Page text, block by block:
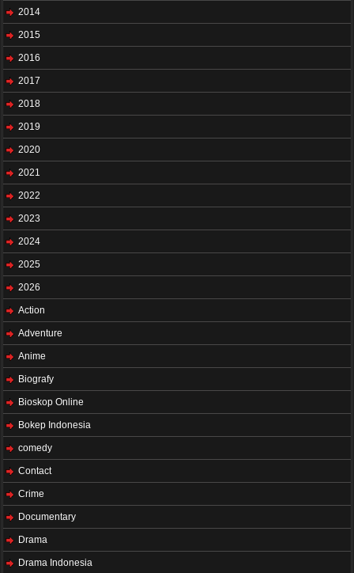
2014
2015
2016
2017
2018
2019
2020
2021
2022
2023
2024
2025
2026
Action
Adventure
Anime
Biografy
Bioskop Online
Bokep Indonesia
comedy
Contact
Crime
Documentary
Drama
Drama Indonesia